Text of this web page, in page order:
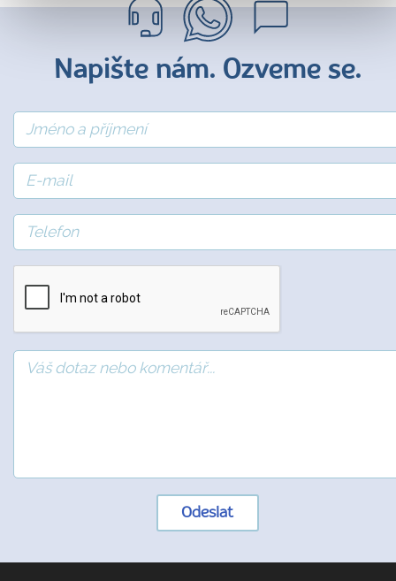
Napište nám. Ozveme se.
Odeslat